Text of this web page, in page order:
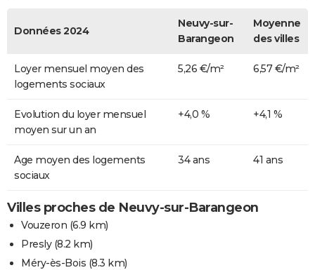
Données 2024
Neuvy-sur-
Barangeon
Moyenne
des villes
Loyer mensuel moyen des
logements sociaux
5,26 €/m² 6,57 €/m²
Evolution du loyer mensuel
moyen sur un an
+4,0 % +4,1 %
Age moyen des logements
sociaux
34 ans 41 ans
Villes proches de Neuvy-sur-Barangeon
Vouzeron (6.9 km)
Presly(8.2 km)
Méry-ès-Bois (8.3 km)